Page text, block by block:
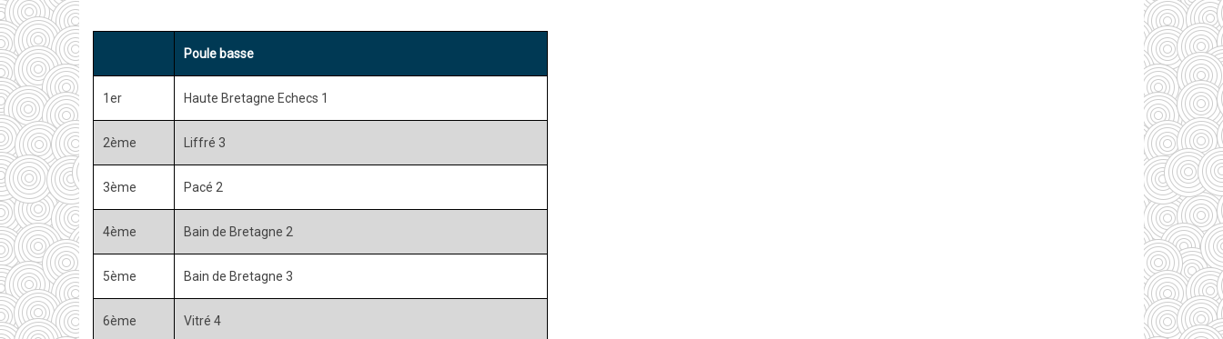
Poule basse
1er Haute Bretagne Echecs 1
2ème Liffré 3
3ème Pacé 2
4ème Bain de Bretagne 2
5ème Bain de Bretagne 3
6ème Vitré 4